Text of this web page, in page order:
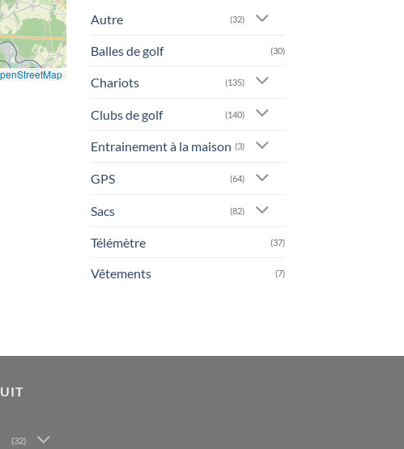
Autre (32)
Balles de golf (30)
Chariots (135)
Clubs de golf (140)
Entrainement à la maison (3)
GPS (64)
Sacs (82)
Télémètre (37)
Vêtements (7)
(32)